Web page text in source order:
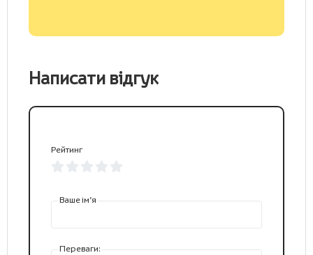
Написати відгук
Рейтинг
Ваше ім’я
Переваги: